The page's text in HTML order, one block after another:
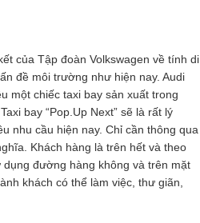
của Tập đoàn Volkswagen về tính di
đề môi trường như hiện nay. Audi
một chiếc taxi bay sản xuất trong
bay “Pop.Up Next” sẽ là rất lý
nhu cầu hiện nay. Chỉ cần thông qua
Khách hàng là trên hết và theo
đường hàng không và trên mặt
khách có thể làm việc, thư giãn,